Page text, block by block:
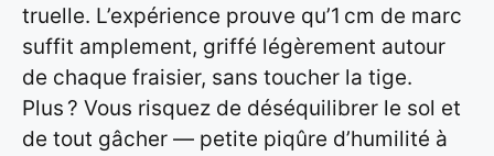
truelle. L’expérience prouve qu’1 cm de marc
suffit amplement, griffé légèrement autour
de chaque fraisier, sans toucher la tige.
Plus ? Vous risquez de déséquilibrer le sol et
de tout gâcher — petite piqûre d’humilité à